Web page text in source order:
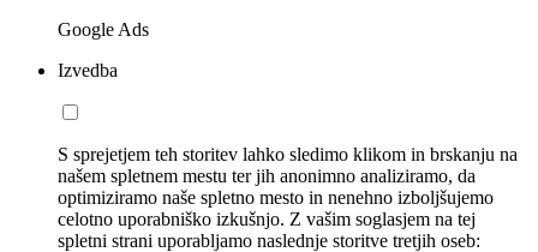
Google Ads
Izvedba
S sprejetjem teh storitev lahko sledimo klikom in brskanju na
našem spletnem mestu ter jih anonimno analiziramo, da
optimiziramo naše spletno mesto in nenehno izboljšujemo
celotno uporabniško izkušnjo. Z vašim soglasjem na tej
spletni strani uporabljamo naslednje storitve tretjih oseb: